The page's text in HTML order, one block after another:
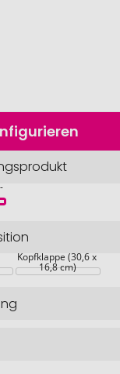
Kopfklappe (30,6 x
16,8 cm)